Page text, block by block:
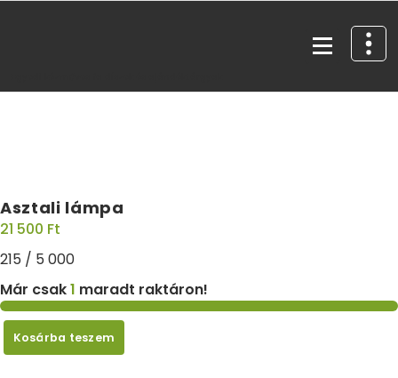
Asztali lámpa
21 500 Ft
215 / 5 000
Már csak1 maradt raktáron!
Kosárba teszem